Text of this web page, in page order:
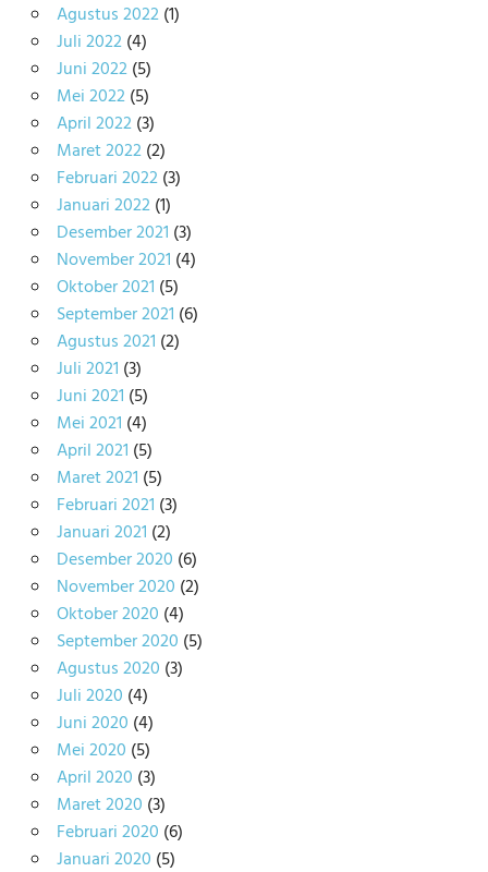
Agustus 2022(1)
Juli 2022(4)
Juni 2022(5)
Mei 2022(5)
April 2022(3)
Maret 2022(2)
Februari 2022(3)
Januari 2022(1)
Desember 2021 (3)
November 2021 (4)
Oktober 2021 (5)
September 2021 (6)
Agustus 2021 (2)
Juli 2021 (3)
Juni 2021 (5)
Mei 2021 (4)
April 2021 (5)
Maret 2021 (5)
Februari 2021 (3)
Januari 2021 (2)
Desember 2020 (6)
November 2020 (2)
Oktober 2020 (4)
September 2020 (5)
Agustus 2020 (3)
Juli 2020 (4)
Juni 2020 (4)
Mei 2020 (5)
April 2020 (3)
Maret 2020 (3)
Februari 2020 (6)
Januari 2020 (5)